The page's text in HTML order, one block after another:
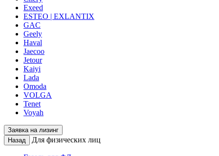
Exeed
ESTEO | EXLANTIX
GAC
Geely
Haval
Jaecoo
Jetour
Kaiyi
Lada
Omoda
VOLGA
Tenet
Voyah
Заявка на лизинг
Назад
Для физических лиц